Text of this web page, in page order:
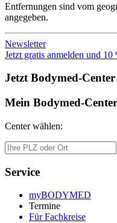
Entfernungen sind vom
angegeben.
Newsletter
Jetzt gratis anmelden und
Jetzt Bodymed-Center
Mein Bodymed-Center
Center wählen:
Service
myBODYMED
Termine
Für Fachkreise